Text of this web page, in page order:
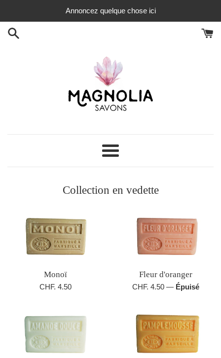
contenu
Annoncez quelque chose ici
Menu
Collection en vedette
Monoï
Prix
CHF. 4.50
Fleur d'oranger
Prix
CHF. 4.50 — Épuisé